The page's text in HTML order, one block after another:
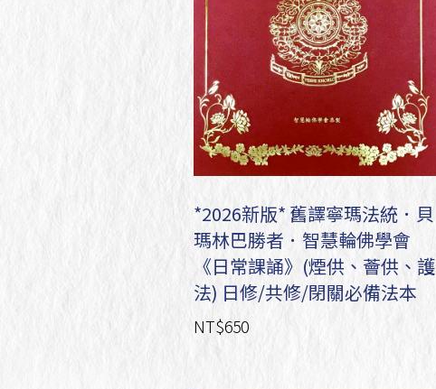
*2026新版* 舊譯寧瑪法統．貝
瑪林巴勝者．智慧輪佛學會
《日常課誦》(煙供、薈供、護
法) 日修/共修/閉關必備法本
NT$650